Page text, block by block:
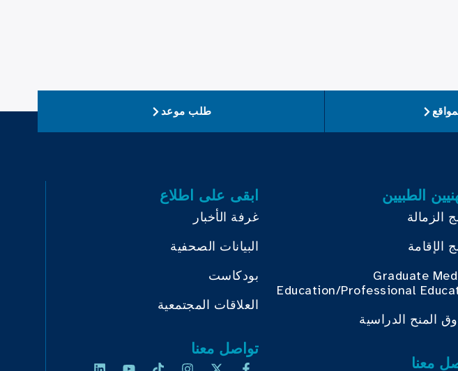
طلب موعد
الطبيين
الزمالة
الإقامة
Graduate
Education/Professional
المنح الدراسية
معنا
ابقى على اطلاع
غرفة الأخبار
البيانات الصحفية
بودكاست
العلاقات المجتمعية
تواصل معنا